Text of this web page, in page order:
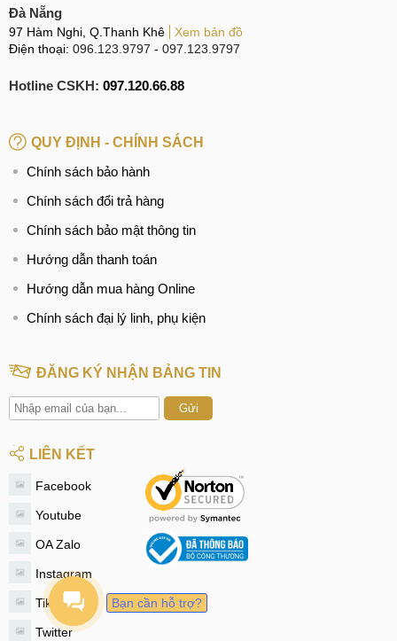
Đà Nẵng
97 Hàm Nghi, Q.Thanh Khê
Xem bản đồ
Điện thoại: 096.123.9797 - 097.123.9797
Hotline CSKH: 097.120.66.88
QUY ĐỊNH - CHÍNH SÁCH
Chính sách bảo hành
Chính sách đổi trả hàng
Chính sách bảo mật thông tin
Hướng dẫn thanh toán
Hướng dẫn mua hàng Online
Chính sách đại lý linh, phụ kiện
ĐĂNG KÝ NHẬN BẢNG TIN
Gửi
LIÊN KẾT
Facebook
Youtube
OA Zalo
Instagram
Tiktok
Twitter
Bạn cần hỗ trợ?